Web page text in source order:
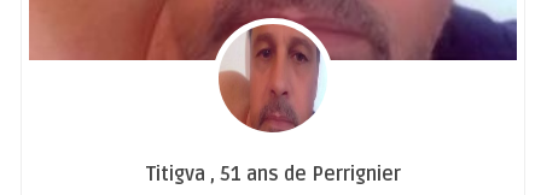
Titigva , 51 ans de Perrignier